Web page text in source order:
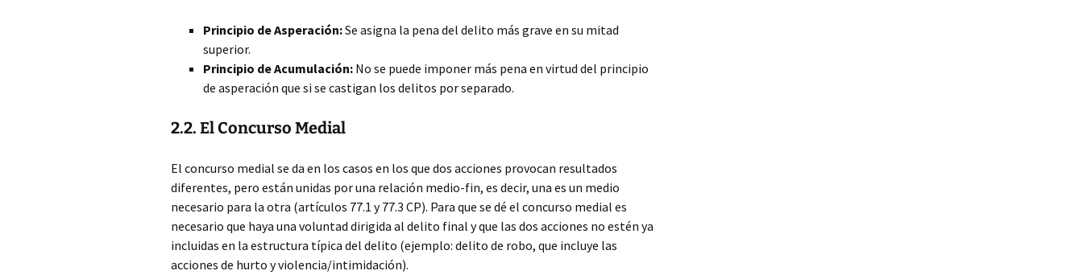
Principio de Asperación:Se asigna la pena del delito más grave en su mitad
superior.
Principio de Acumulación: No se puede imponer más pena en virtud del principio
de asperación que si se castigan los delitos por separado.
2.2. El Concurso Medial
El concurso medial se da en los casos en los que dos acciones provocan resultados
diferentes, pero están unidas por una relación medio-fin, es decir, una es un medio
necesario para la otra (artículos 77.1 y 77.3 CP). Para que se dé el concurso medial es
necesario que haya una voluntad dirigida al delito final y que las dos acciones no estén ya
incluidas en la estructura típica del delito (ejemplo: delito de robo, que incluye las
acciones de hurto y violencia/intimidación).